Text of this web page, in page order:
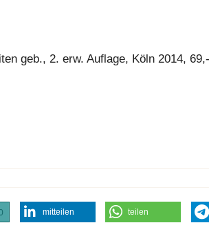
geb., 2. erw. Auflage, Köln 2014,
mitteilen teilen